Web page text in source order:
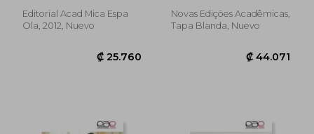
Editorial Acad Mica Espa
Ola, 2012, Nuevo
Novas Edições Acadêmicas,
Tapa Blanda, Nuevo